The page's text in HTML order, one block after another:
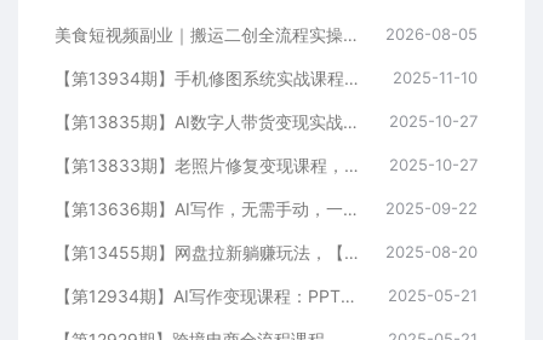
美食短视频副业｜搬运二创全流程实操教学，轻资产入局赛道，掌握账号起号与带货实操方法 2026-08-05
【第13934期】手机修图系统实战课程，通过具体案例手把手教学调色技巧，实现副业变现 2025-11-10
【第13835期】AI数字人带货变现实战：普通人也能制作数字人带货，副业月收益达8000+ 2025-10-27
【第13833期】老照片修复变现课程，AI动态生成+破损修复+黑白上色+全套技术,副业收入2w+ 2025-10-27
【第13636期】AI写作，无需手动，一键生成文稿，一单1000+ 永不失业副业项目 2025-09-22
【第13455期】网盘拉新躺赚玩法，【网盘+即梦+小说+短剧】拉新 2025-08-20
【第12934期】AI写作变现课程：PPT制作，文案撰写实战，零基础7天周入3k+案例拆解 2025-05-21